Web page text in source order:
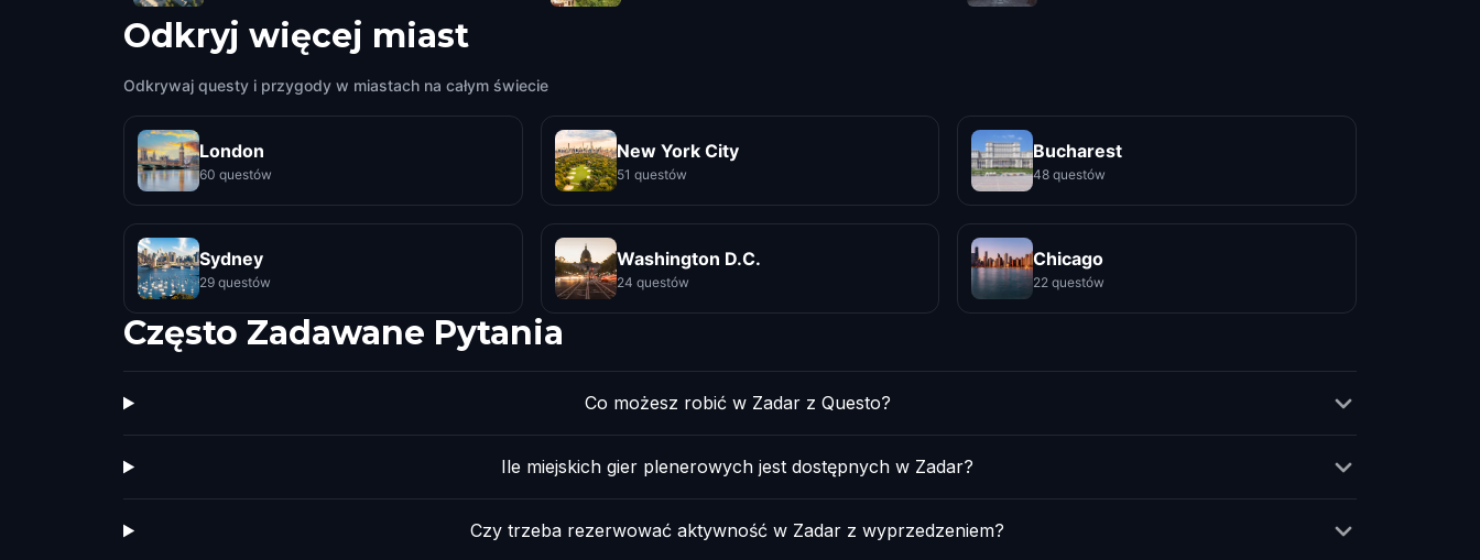
Odkryj więcej miast
Odkrywaj questy i przygody w miastach na całym świecie
London
60 questów
New York City
51 questów
Bucharest
48 questów
Sydney
29 questów
Washington D.C.
24 questów
Chicago
22 questów
Często Zadawane Pytania
Co możesz robić w Zadar z Questo?
Ile miejskich gier plenerowych jest dostępnych w Zadar?
Czy trzeba rezerwować aktywność w Zadar z wyprzedzeniem?